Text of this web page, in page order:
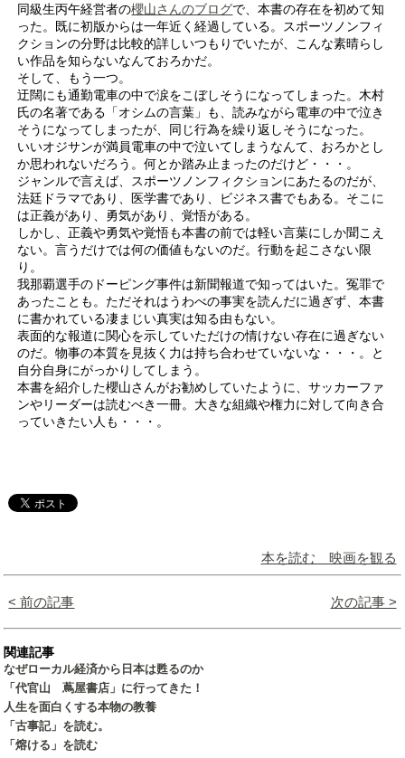
同級生丙午経営者の櫻山さんのブログで、本書の存在を初めて知
った。既に初版からは一年近く経過している。スポーツノンフィ
クションの分野は比較的詳しいつもりでいたが、こんな素晴らし
い作品を知らないなんておろかだ。
そして、もう一つ。
迂闊にも通勤電車の中で涙をこぼしそうになってしまった。木村
氏の名著である「オシムの言葉」も、読みながら電車の中で泣き
そうになってしまったが、同じ行為を繰り返しそうになった。
いいオジサンが満員電車の中で泣いてしまうなんて、おろかとし
か思われないだろう。何とか踏み止まったのだけど・・・。
ジャンルで言えば、スポーツノンフィクションにあたるのだが、
法廷ドラマであり、医学書であり、ビジネス書でもある。そこに
は正義があり、勇気があり、覚悟がある。
しかし、正義や勇気や覚悟も本書の前では軽い言葉にしか聞こえ
ない。言うだけでは何の価値もないのだ。行動を起こさない限
り。
我那覇選手のドーピング事件は新聞報道で知ってはいた。冤罪で
あったことも。ただそれはうわべの事実を読んだに過ぎず、本書
に書かれている凄まじい真実は知る由もない。
表面的な報道に関心を示していただけの情けない存在に過ぎない
のだ。物事の本質を見抜く力は持ち合わせていないな・・・。と
自分自身にがっかりしてしまう。
本書を紹介した櫻山さんがお勧めしていたように、サッカーファ
ンやリーダーは読むべき一冊。大きな組織や権力に対して向き合
っていきたい人も・・・。
本を読む 映画を観る
< 前の記事 次の記事 >
関連記事
なぜローカル経済から日本は甦るのか
「代官山 蔦屋書店」に行ってきた！
人生を面白くする本物の教養
「古事記」を読む。
「熔ける」を読む